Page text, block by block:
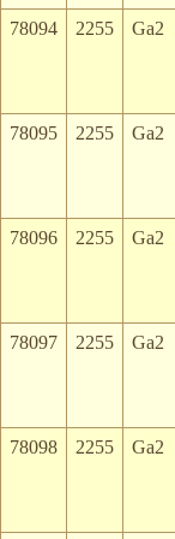
78094 2255 Ga2
78095 2255 Ga2
78096 2255 Ga2
78097 2255 Ga2
78098 2255 Ga2